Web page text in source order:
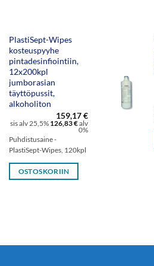
PlastiSept-Wipes
kosteuspyyhe
pintadesinfiointiin,
12x200kpl
jumborasian
täyttöpussit,
alkoholiton
159,17€
sis alv 25,5% 126,83€alv
0%
Puhdistusaine -
PlastiSept-Wipes, 120kpl
OSTOSKORIIN